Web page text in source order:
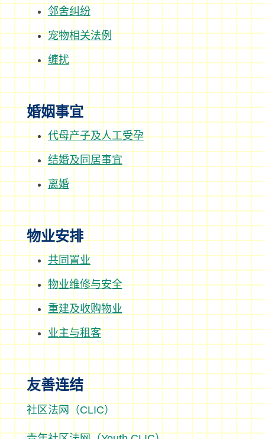
邻舍纠纷
宠物相关法例
缠扰
婚姻事宜
代母产子及人工受孕
结婚及同居事宜
离婚
物业安排
共同置业
物业维修与安全
重建及收购物业
业主与租客
友善连结
社区法网（CLIC）